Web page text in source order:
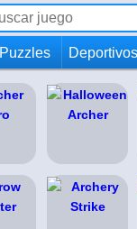
Puzzles Deportivos